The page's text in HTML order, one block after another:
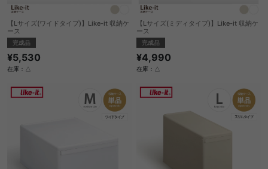
【Lサイズ(ワイドタイプ)】Like-it 収納ケ
ース
完成品
¥5,530
在庫：△
【Lサイズ(ミディタイプ)】Like-it 収納ケ
ース
完成品
¥4,990
在庫：△